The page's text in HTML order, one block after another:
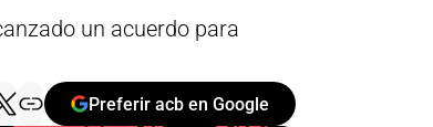
un acuerdo para
Preferir acb en Google